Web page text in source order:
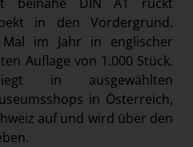
in den Vordergrund.
im Jahr in englischer
Auflage von 1.000 Stück.
in ausgewählten
in Österreich,
auf und wird über den